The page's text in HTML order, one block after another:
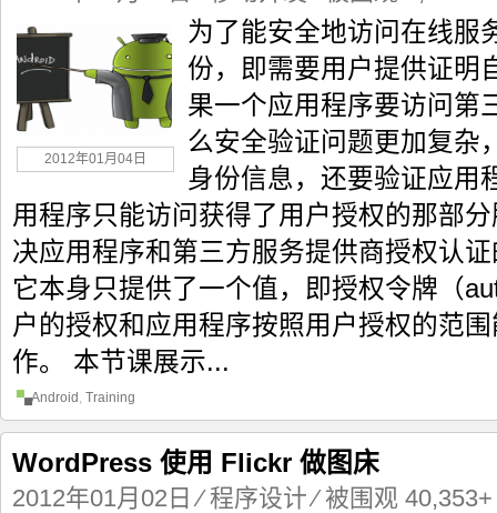
2012年01月04日
为了能安全地访问在线服
份，即需要用户提供证明
果一个应用程序要访问第
么安全验证问题更加复杂
身份信息，还要验证应用
用程序只能访问获得了用户授权的那部
决应用程序和第三方服务提供商授权认
它本身只提供了一个值，即授权令牌（
户的授权和应用程序按照用户授权的范
作。 本节课展示...
Android , Training
WordPress 使用 Flickr 做图床
2012年01月02日 ⁄程序设计⁄ 被围观 40,353+